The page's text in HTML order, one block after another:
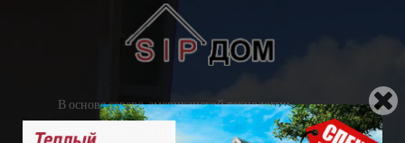
В основе северо-американской технологии
строительства лежит использование